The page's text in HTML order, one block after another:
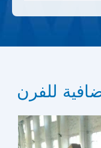
للفرن